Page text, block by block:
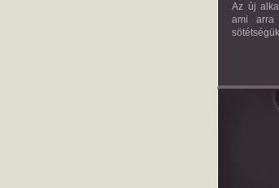
Az új
ami arra